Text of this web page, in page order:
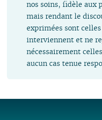
nos soins, fidèle aux
mais rendant le
exprimées sont
interviennent et ne
nécessairement
aucun cas tenue